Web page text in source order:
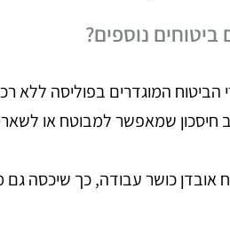
נוספים?
המוגדרים בפוליסה ללא
חיסכון שמאפשר למבוטח או
אובדן כושר עבודה, כך שיכסה